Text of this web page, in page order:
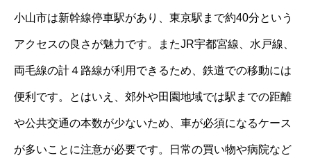
小山市は新幹線停車駅があり、東京駅まで約40分という
アクセスの良さが魅力です。またJR宇都宮線、水戸線、
両毛線の計４路線が利用できるため、鉄道での移動には
便利です。とはいえ、郊外や田園地域では駅までの距離
や公共交通の本数が少ないため、車が必須になるケース
が多いことに注意が必要です。日常の買い物や病院など